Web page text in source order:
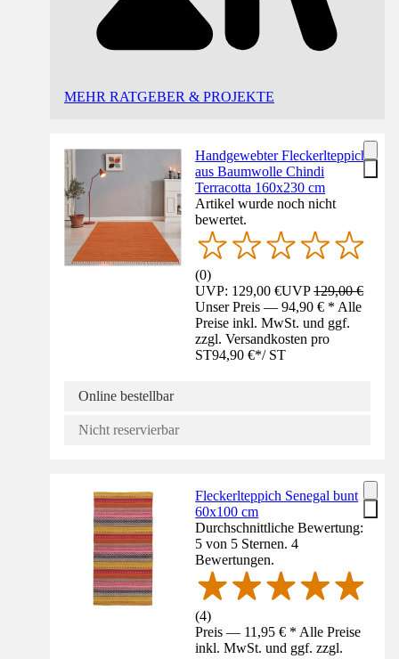
MEHR RATGEBER & PROJEKTE
Handgewebter Fleckerlteppich
aus Baumwolle Chindi
Terracotta 160x230 cm
Artikel wurde noch nicht
bewertet.
(0)
UVP: 129,00 €UVP129,00 €
Unser Preis — 94,90 € * Alle
Preise inkl. MwSt. und ggf.
zzgl. Versandkosten pro
ST94,90 €*/ ST
Online bestellbar
Nicht reservierbar
Fleckerlteppich Senegal bunt
60x100 cm
Durchschnittliche Bewertung:
5 von 5 Sternen. 4
Bewertungen.
(4)
Preis — 11,95 € * Alle Preise
inkl. MwSt. und ggf. zzgl.